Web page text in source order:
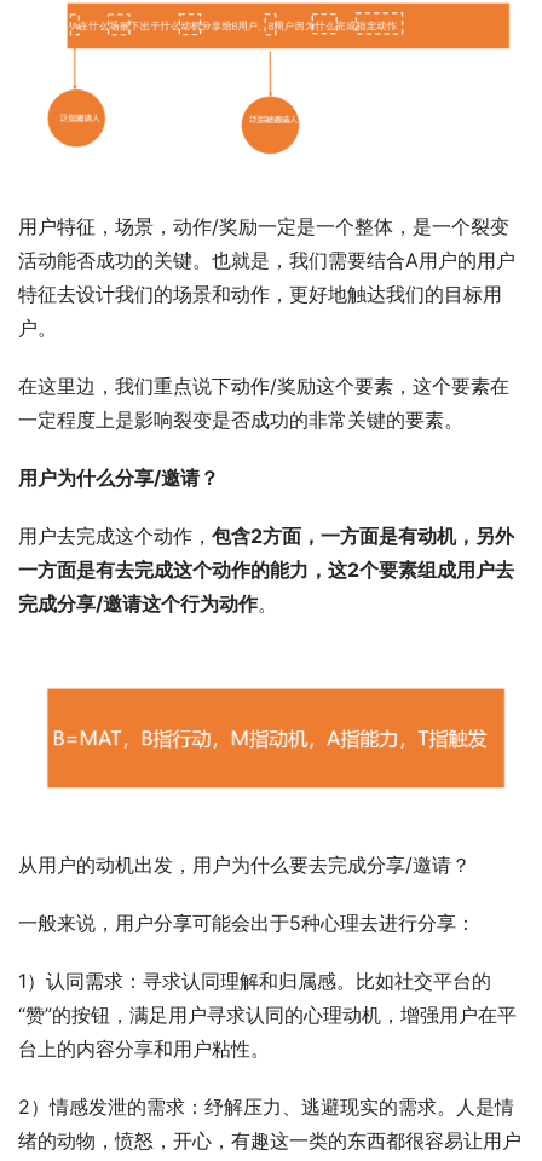
用户特征，场景，动作/奖励一定是一个整体，是一个裂变
活动能否成功的关键。也就是，我们需要结合A用户的用户
特征去设计我们的场景和动作，更好地触达我们的目标用
户。
在这里边，我们重点说下动作/奖励这个要素，这个要素在
一定程度上是影响裂变是否成功的非常关键的要素。
用户为什么分享/邀请？
用户去完成这个动作， 包含2方面，一方面是有动机，另外
一方面是有去完成这个动作的能力，这2个要素组成用户去
完成分享/邀请这个行为动作。
从用户的动机出发，用户为什么要去完成分享/邀请？
一般来说，用户分享可能会出于5种心理去进行分享：
1）认同需求：寻求认同理解和归属感。比如社交平台的
“赞”的按钮，满足用户寻求认同的心理动机，增强用户在平
台上的内容分享和用户粘性。
2）情感发泄的需求：纾解压力、逃避现实的需求。人是情
绪的动物，愤怒，开心，有趣这一类的东西都很容易让用户